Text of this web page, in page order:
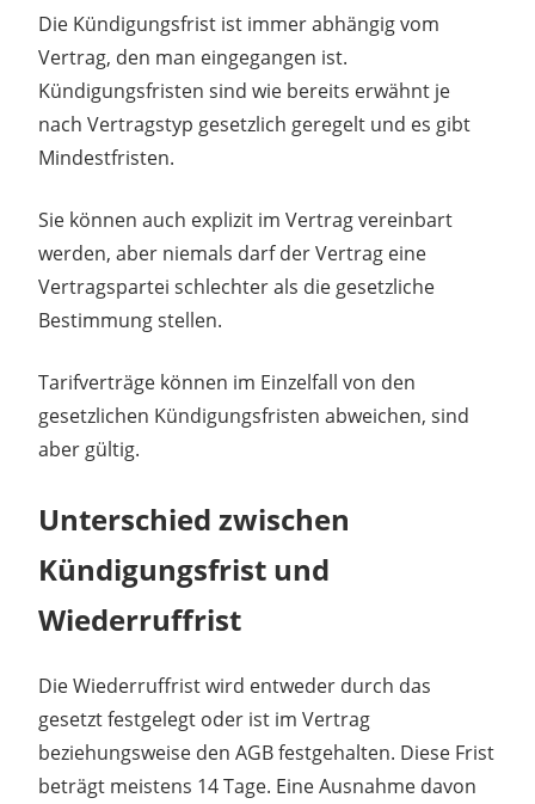
Die Kündigungsfrist ist immer abhängig vom
Vertrag, den man eingegangen ist.
Kündigungsfristen sind wie bereits erwähnt je
nach Vertragstyp gesetzlich geregelt und es gibt
Mindestfristen.
Sie können auch explizit im Vertrag vereinbart
werden, aber niemals darf der Vertrag eine
Vertragspartei schlechter als die gesetzliche
Bestimmung stellen.
Tarifverträge können im Einzelfall von den
gesetzlichen Kündigungsfristen abweichen, sind
aber gültig.
Unterschied zwischen
Kündigungsfrist und
Wiederruffrist
Die Wiederruffrist wird entweder durch das
gesetzt festgelegt oder ist im Vertrag
beziehungsweise den AGB festgehalten. Diese Frist
beträgt meistens 14 Tage. Eine Ausnahme davon